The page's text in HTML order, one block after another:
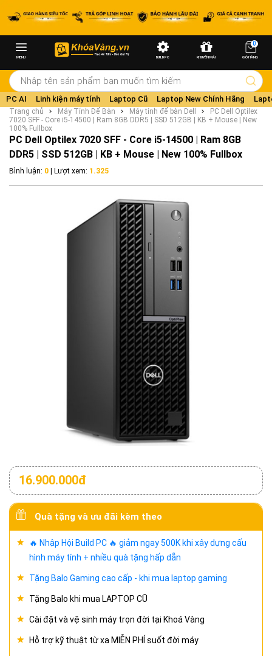
MENU BUILD PC KHUYẾN MÃI
0
GIỎ HÀNG
PC AI Linh kiện máy tính Laptop Cũ Laptop New Chính Hãng
Trang chủ Máy Tính Để Bàn Máy tính để bàn Dell
PC Dell Optilex
7020 SFF - Core i5-14500 | Ram 8GB DDR5 | SSD 512GB | KB + Mouse | New
100% Fullbox
PC Dell Optilex 7020 SFF - Core i5-14500 | Ram 8GB
DDR5 | SSD 512GB | KB + Mouse | New 100% Fullbox
Bình luận: 0 | Lượt xem: 1.325
16.900.000đ
Quà tặng và ưu đãi kèm theo
🔥 Nhập Hội Build PC 🔥 giảm ngay 500K khi xây dựng cấu
hình máy tính + nhiều quà tặng hấp dẫn
Tặng Balo Gaming cao cấp - khi mua laptop gaming
Tặng Balo khi mua LAPTOP CŨ
Cài đặt và vệ sinh máy trọn đời tại Khoá Vàng
Hỗ trợ kỹ thuật từ xa MIỄN PHÍ suốt đời máy